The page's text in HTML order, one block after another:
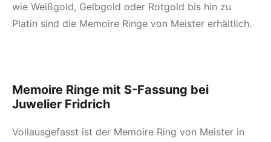
wie Weißgold, Gelbgold oder Rotgold bis hin zu
Platin sind die Memoire Ringe von Meister erhältlich.
Memoire Ringe mit S-Fassung bei
Juwelier Fridrich
Vollausgefasst ist der Memoire Ring von Meister in